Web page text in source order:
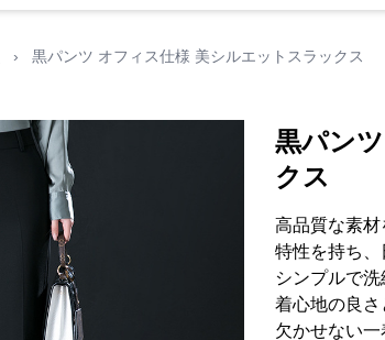
› 黒パンツ オフィス仕様 美シルエットスラックス
黒パン
クス
高品質な素
特性を持ち、
シンプルで
着心地の良
欠かせない一